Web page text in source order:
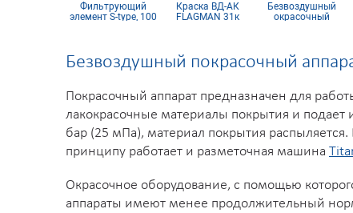
Фильтрующий
элемент S-type, 100
Краска ВД-АК
FLAGMAN 31к
Безвоздушный
окрасочный
Безвоздушный покрасочный
Покрасочный аппарат предназначен для
лакокрасочные материалы покрытия и подает
бар (25 мПа), материал покрытия
принципу работает и разметочная машина
Окрасочное оборудование, с помощью
аппараты имеют менее продолжительный